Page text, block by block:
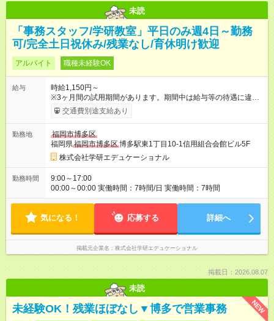
未読
「事務スタッフ/学研教室」平日のみ週4日～勤務
可/完全土日祝休み/残業なし/育休明け歓迎
アルバイト 職種未経験OK
給与
時給1,150円～
※3ヶ月間の試用期間があります。期間中は給与等の待遇に違い
はありません。 【試用期間】試用期間あり 試用期間の長さ：3
ヶ月 雇用形態、給与は本採用時と同じです。
交通費別途支給あり
勤務地
福岡市博多区
福岡県福岡市博多区博多駅東1丁目10-1信用組合会館ビル5F
株式会社学研エデュケーショナル
勤務時間
9:00～17:00
00:00～00:00 実働時間：7時間/日 実働時間：7時間
気になる！ 応募する 詳細へ
掲載元企業名 株式会社学研エデュケーショナル
掲載日：2026.08.07
未読
NEW
未経験OK！残業ほぼなし▼博多で営業事務